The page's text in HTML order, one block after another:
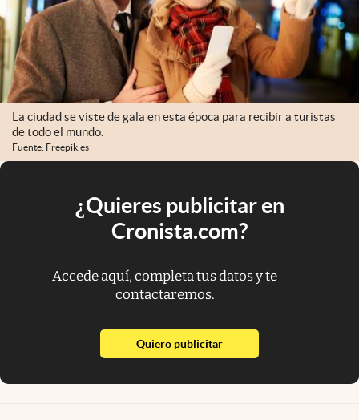
La ciudad se viste de gala en esta época para recibir a turistas
de todo el mundo.
Fuente: Freepik.es
¿Quieres publicitar en
Cronista.com?
Accede aquí, completa tus datos y te
contactaremos.
Quiero publicitarabre en nueva pestaña